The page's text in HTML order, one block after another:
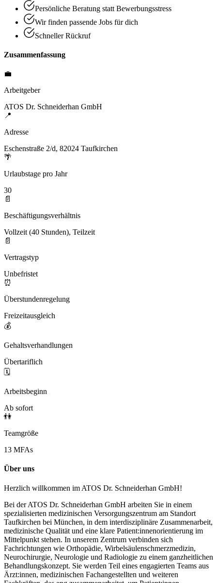
Persönliche Beratung statt Bewerbungsstress
Wir finden passende Jobs für dich
Schneller Rückruf
Zusammenfassung
💼
Arbeitgeber
ATOS Dr. Schneiderhan GmbH
📍
Adresse
Eschenstraße 2/d, 82024 Taufkirchen
🌴
Urlaubstage pro Jahr
30
📄
Beschäftigungsverhältnis
Vollzeit (40 Stunden), Teilzeit
📄
Vertragstyp
Unbefristet
⏰
Überstundenregelung
Freizeitausgleich
💰
Gehaltsverhandlungen
Übertariflich
🗓️
Arbeitsbeginn
Ab sofort
👫
Teamgröße
13 MFAs
Über uns
Herzlich willkommen im ATOS Dr. Schneiderhan GmbH!
Bei der ATOS Dr. Schneiderhan GmbH arbeiten Sie in einem
spezialisierten medizinischen Versorgungszentrum am Standort
Taufkirchen bei München, in dem interdisziplinäre Zusammenarbeit,
medizinische Qualität und eine klare Patient:innenorientierung im
Mittelpunkt stehen. In unserem Zentrum verbinden sich
Fachrichtungen wie Orthopädie, Wirbelsäulenschmerzmedizin,
Neurochirurgie, Neurologie und Radiologie zu einem ganzheitlichen
Behandlungskonzept. Sie werden Teil eines engagierten Teams aus
Ärzt:innen, medizinischen Fachangestellten und weiteren